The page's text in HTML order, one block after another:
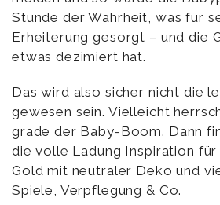
Stunde der Wahrheit, was für
Erheiterung gesorgt – und die
etwas dezimiert hat.
Das wird also sicher nicht die
gewesen sein. Vielleicht
grade der Baby-Boom. Dann
die volle Ladung Inspiration
Gold mit neutraler Deko und
Spiele, Verpflegung & Co.